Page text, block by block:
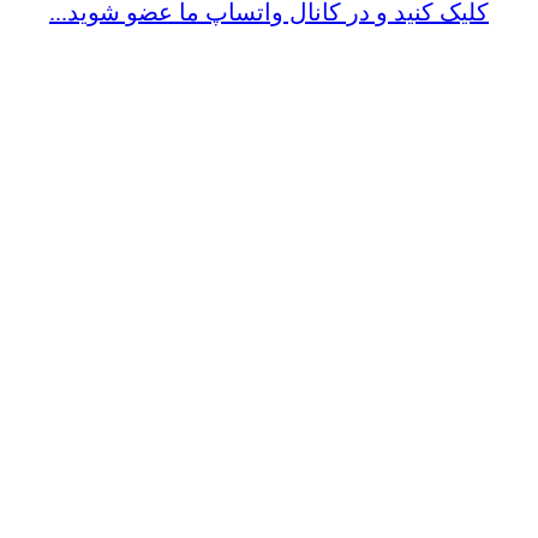
کلیک کنید و در کانال واتساپ ما عضو شوید...